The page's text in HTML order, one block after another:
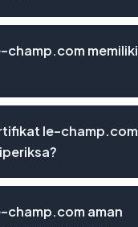
champ.com memiliki
le-champ.com
champ.com aman